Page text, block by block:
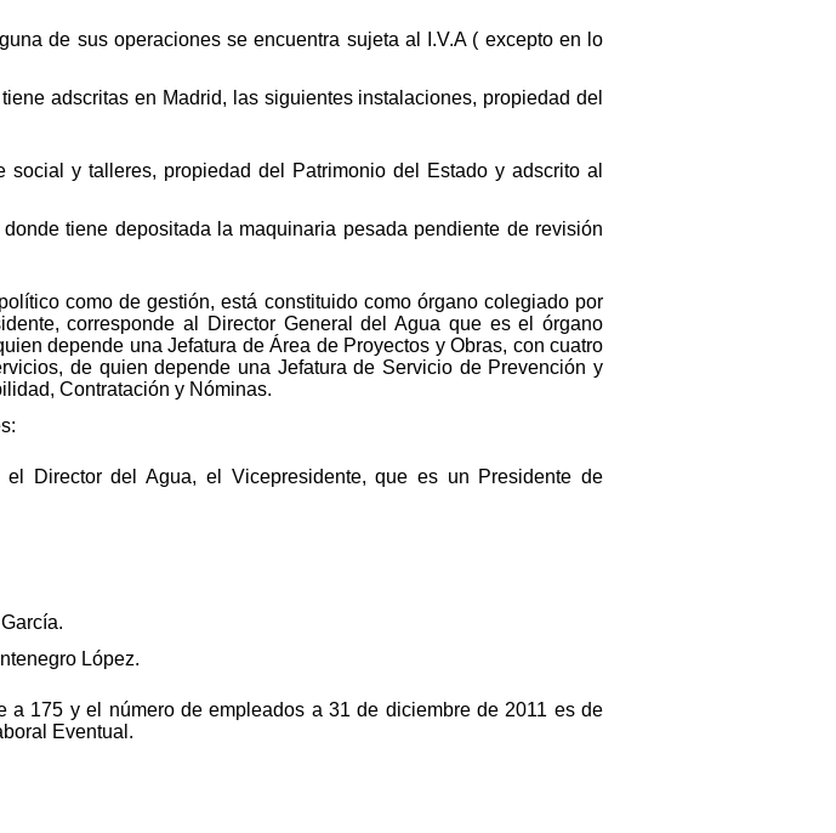
de sus operaciones se encuentra sujeta al I.V.A ( excepto en lo
adscritas en Madrid, las siguientes instalaciones, propiedad del
y talleres, propiedad del Patrimonio del Estado y adscrito al
tiene depositada la maquinaria pesada pendiente de revisión
como de gestión, está constituido como órgano colegiado por
corresponde al Director General del Agua que es el órgano
depende una Jefatura de Área de Proyectos y Obras, con cuatro
de quien depende una Jefatura de Servicio de Prevención y
Contratación y Nóminas.
Director del Agua, el Vicepresidente, que es un Presidente de
López.
175 y el número de empleados a 31 de diciembre de 2011 es de
Eventual.